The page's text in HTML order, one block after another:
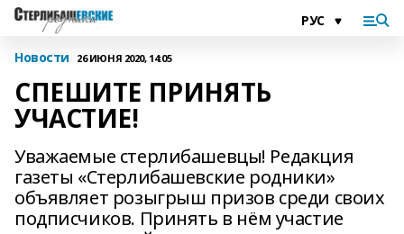
Новости 26 ИЮНЯ 2020, 14:05
СПЕШИТЕ ПРИНЯТЬ
УЧАСТИЕ!
Уважаемые стерлибашевцы! Редакция
газеты «Стерлибашевские родники»
объявляет розыгрыш призов среди своих
подписчиков. Принять в нём участие